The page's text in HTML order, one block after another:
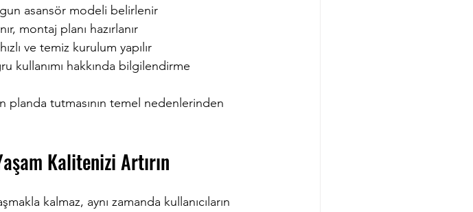
asansör modeli belirlenir
montaj planı hazırlanır
ve temiz kurulum yapılır
kullanımı hakkında bilgilendirme
tutmasının temel nedenlerinden
Kalitenizi Artırın
kalmaz, aynı zamanda kullanıcıların